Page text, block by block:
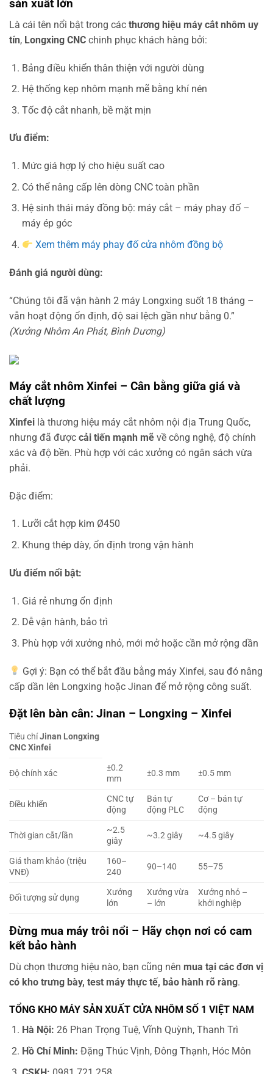
sản xuất lớn
Là cái tên nổi bật trong các thương hiệu máy cắt nhôm uy
tín, Longxing CNC chinh phục khách hàng bởi:
Bảng điều khiển thân thiện với người dùng
Hệ thống kẹp nhôm mạnh mẽ bằng khí nén
Tốc độ cắt nhanh, bề mặt mịn
Ưu điểm:
Mức giá hợp lý cho hiệu suất cao
Có thể nâng cấp lên dòng CNC toàn phần
Hệ sinh thái máy đồng bộ: máy cắt – máy phay đố –
máy ép góc
Xem thêm máy phay đố cửa nhôm đồng bộ
Đánh giá người dùng:
“Chúng tôi đã vận hành 2 máy Longxing suốt 18 tháng –
vẫn hoạt động ổn định, độ sai lệch gần như bằng 0.”
(Xưởng Nhôm An Phát, Bình Dương)
Máy cắt nhôm Xinfei – Cân bằng giữa giá và
chất lượng
Xinfei là thương hiệu máy cắt nhôm nội địa Trung Quốc,
nhưng đã được cải tiến mạnh mẽ về công nghệ, độ chính
xác và độ bền. Phù hợp với các xưởng có ngân sách vừa
phải.
Đặc điểm:
Lưỡi cắt hợp kim Ø450
Khung thép dày, ổn định trong vận hành
Ưu điểm nổi bật:
Giá rẻ nhưng ổn định
Dễ vận hành, bảo trì
Phù hợp với xưởng nhỏ, mới mở hoặc cần mở rộng dần
Gợi ý: Bạn có thể bắt đầu bằng máy Xinfei, sau đó nâng
cấp dần lên Longxing hoặc Jinan để mở rộng công suất.
Đặt lên bàn cân: Jinan – Longxing – Xinfei
Tiêu chíJinan Longxing
CNCXinfei
Độ chính xác
±0.2
mm
±0.3 mm ±0.5 mm
Điều khiển
CNC tự
động
Bán tự
động PLC
Cơ – bán tự
động
Thời gian cắt/lần
~2.5
giây
~3.2 giây ~4.5 giây
Giá tham khảo (triệu
VNĐ)
160–
240
90–140 55–75
Đối tượng sử dụng
Xưởng
lớn
Xưởng vừa
– lớn
Xưởng nhỏ –
khởi nghiệp
Đừng mua máy trôi nổi – Hãy chọn nơi có cam
kết bảo hành
Dù chọn thương hiệu nào, bạn cũng nên mua tại các đơn vị
có kho trưng bày, test máy thực tế, bảo hành rõ ràng.
TỔNG KHO MÁY SẢN XUẤT CỬA NHÔM SỐ 1 VIỆT NAM
Hà Nội: 26 Phan Trọng Tuệ, Vĩnh Quỳnh, Thanh Trì
Hồ Chí Minh: Đặng Thúc Vịnh, Đông Thạnh, Hóc Môn